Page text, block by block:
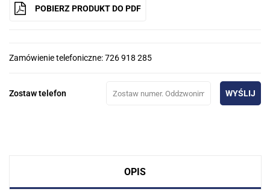
POBIERZ PRODUKT DO PDF
Zamówienie telefoniczne: 726 918 285
Zostaw telefon WYŚLIJ
OPIS